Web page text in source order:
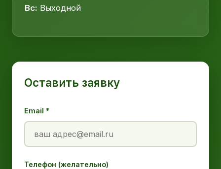
Вс: Выходной
Оставить заявку
Email *
Телефон (желательно)